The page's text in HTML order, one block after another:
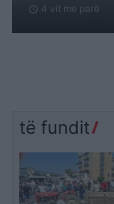
schedule 4 vit me parë
të fundit